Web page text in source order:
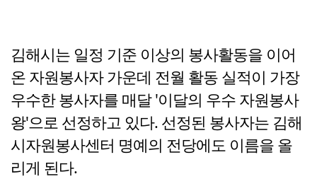
김해시는 일정 기준 이상의 봉사활동을 이어
온 자원봉사자 가운데 전월 활동 실적이 가장
우수한 봉사자를 매달 '이달의 우수 자원봉사
왕'으로 선정하고 있다. 선정된 봉사자는 김해
시자원봉사센터 명예의 전당에도 이름을 올
리게 된다.